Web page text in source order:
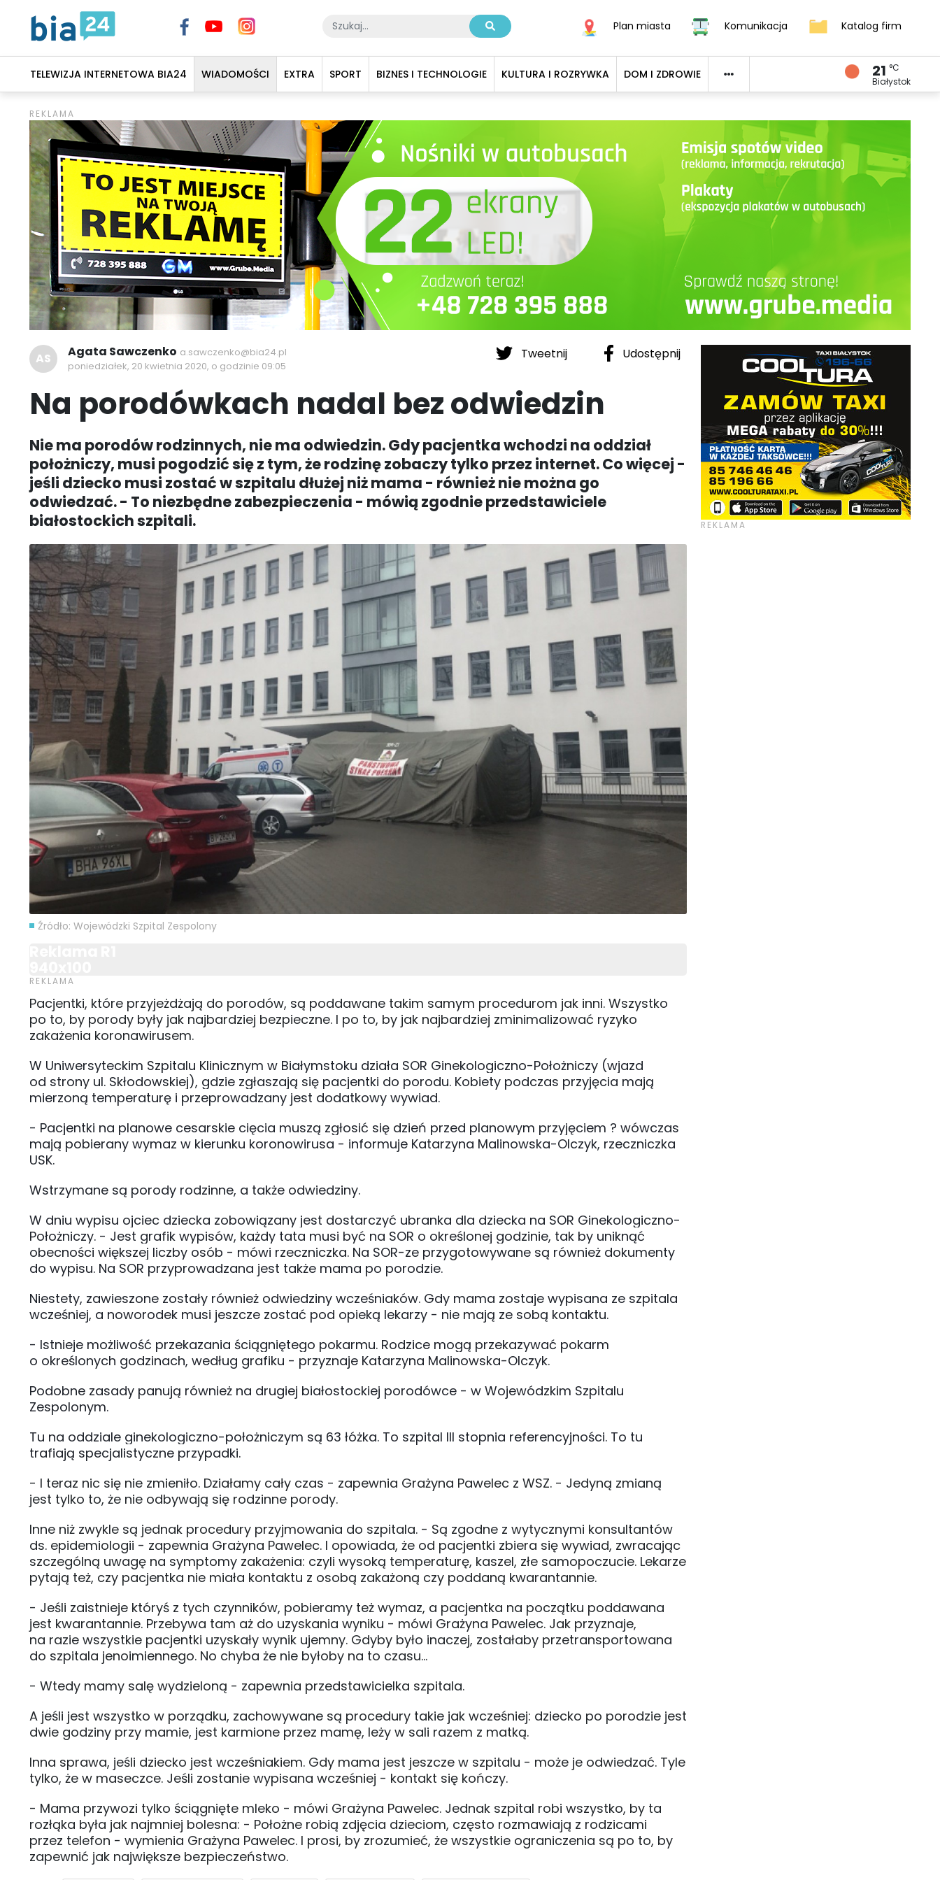
Plan miasta Komunikacja Katalog firm
TELEWIZJA INTERNETOWA BIA24 WIADOMOŚCI EXTRA SPORT BIZNES I TECHNOLOGIE KULTURA I ROZRYWKA DOM I ZDROWIE 21 °C
Białystok
Tweetnij Udostępnij
AS Agata Sawczenko a.sawczenko@bia24.pl
poniedziałek, 20 kwietnia 2020, o godzinie 09:05
Na porodówkach nadal bez odwiedzin
Nie ma porodów rodzinnych, nie ma odwiedzin. Gdy pacjentka wchodzi na oddział
położniczy, musi pogodzić się z tym, że rodzinę zobaczy tylko przez internet. Co więcej -
jeśli dziecko musi zostać w szpitalu dłużej niż mama - również nie można go
odwiedzać. - To niezbędne zabezpieczenia - mówią zgodnie przedstawiciele
białostockich szpitali.
Źródło: Wojewódzki Szpital Zespolony
Pacjentki, które przyjeżdżają do porodów, są poddawane takim samym procedurom jak inni. Wszystko
po to, by porody były jak najbardziej bezpieczne. I po to, by jak najbardziej zminimalizować ryzyko
zakażenia koronawirusem.
W Uniwersyteckim Szpitalu Klinicznym w Białymstoku działa SOR Ginekologiczno-Położniczy (wjazd
od strony ul. Skłodowskiej), gdzie zgłaszają się pacjentki do porodu. Kobiety podczas przyjęcia mają
mierzoną temperaturę i przeprowadzany jest dodatkowy wywiad.
- Pacjentki na planowe cesarskie cięcia muszą zgłosić się dzień przed planowym przyjęciem ? wówczas
mają pobierany wymaz w kierunku koronowirusa - informuje Katarzyna Malinowska-Olczyk, rzeczniczka
USK.
Wstrzymane są porody rodzinne, a także odwiedziny.
W dniu wypisu ojciec dziecka zobowiązany jest dostarczyć ubranka dla dziecka na SOR Ginekologiczno-
Położniczy. - Jest grafik wypisów, każdy tata musi być na SOR o określonej godzinie, tak by uniknąć
obecności większej liczby osób - mówi rzeczniczka. Na SOR-ze przygotowywane są również dokumenty
do wypisu. Na SOR przyprowadzana jest także mama po porodzie.
Niestety, zawieszone zostały również odwiedziny wcześniaków. Gdy mama zostaje wypisana ze szpitala
wcześniej, a noworodek musi jeszcze zostać pod opieką lekarzy - nie mają ze sobą kontaktu.
- Istnieje możliwość przekazania ściągniętego pokarmu. Rodzice mogą przekazywać pokarm
o określonych godzinach, według grafiku - przyznaje Katarzyna Malinowska-Olczyk.
Podobne zasady panują również na drugiej białostockiej porodówce - w Wojewódzkim Szpitalu
Zespolonym.
Tu na oddziale ginekologiczno-położniczym są 63 łóżka. To szpital III stopnia referencyjności. To tu
trafiają specjalistyczne przypadki.
- I teraz nic się nie zmieniło. Działamy cały czas - zapewnia Grażyna Pawelec z WSZ. - Jedyną zmianą
jest tylko to, że nie odbywają się rodzinne porody.
Inne niż zwykle są jednak procedury przyjmowania do szpitala. - Są zgodne z wytycznymi konsultantów
ds. epidemiologii - zapewnia Grażyna Pawelec. I opowiada, że od pacjentki zbiera się wywiad, zwracając
szczególną uwagę na symptomy zakażenia: czyli wysoką temperaturę, kaszel, złe samopoczucie. Lekarze
pytają też, czy pacjentka nie miała kontaktu z osobą zakażoną czy poddaną kwarantannie.
- Jeśli zaistnieje któryś z tych czynników, pobieramy też wymaz, a pacjentka na początku poddawana
jest kwarantannie. Przebywa tam aż do uzyskania wyniku - mówi Grażyna Pawelec. Jak przyznaje,
na razie wszystkie pacjentki uzyskały wynik ujemny. Gdyby było inaczej, zostałaby przetransportowana
do szpitala jenoimiennego. No chyba że nie byłoby na to czasu...
- Wtedy mamy salę wydzieloną - zapewnia przedstawicielka szpitala.
A jeśli jest wszystko w porządku, zachowywane są procedury takie jak wcześniej: dziecko po porodzie jest
dwie godziny przy mamie, jest karmione przez mamę, leży w sali razem z matką.
Inna sprawa, jeśli dziecko jest wcześniakiem. Gdy mama jest jeszcze w szpitalu - może je odwiedzać. Tyle
tylko, że w maseczce. Jeśli zostanie wypisana wcześniej - kontakt się kończy.
- Mama przywozi tylko ściągnięte mleko - mówi Grażyna Pawelec. Jednak szpital robi wszystko, by ta
rozłąka była jak najmniej bolesna: - Położne robią zdjęcia dzieciom, często rozmawiają z rodzicami
przez telefon - wymienia Grażyna Pawelec. I prosi, by zrozumieć, że wszystkie ograniczenia są po to, by
zapewnić jak największe bezpieczeństwo.